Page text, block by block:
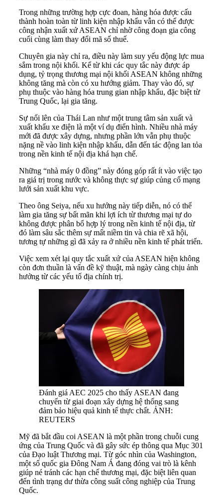
Trong những trường hợp cực đoan, hàng hóa được cấu
thành hoàn toàn từ linh kiện nhập khẩu vẫn có thể được
công nhận xuất xứ ASEAN chỉ nhờ công đoạn gia công
cuối cùng làm thay đổi mã số thuế.
Chuyên gia này chỉ ra, điều này làm suy yếu động lực mua
sắm trong nội khối. Kể từ khi các quy tắc này được áp
dụng, tỷ trọng thương mại nội khối ASEAN không những
không tăng mà còn có xu hướng giảm. Thay vào đó, sự
phụ thuộc vào hàng hóa trung gian nhập khẩu, đặc biệt từ
Trung Quốc, lại gia tăng.
Sự nổi lên của Thái Lan như một trung tâm sản xuất và
xuất khẩu xe điện là một ví dụ điển hình. Nhiều nhà máy
mới đã được xây dựng, nhưng phần lớn vẫn phụ thuộc
nặng nề vào linh kiện nhập khẩu, dẫn đến tác động lan tỏa
trong nền kinh tế nội địa khá hạn chế.
Những “nhà máy 0 đồng” này đóng góp rất ít vào việc tạo
ra giá trị trong nước và không thực sự giúp củng cố mạng
lưới sản xuất khu vực.
Theo ông Seiya, nếu xu hướng này tiếp diễn, nó có thể
làm gia tăng sự bất mãn khi lợi ích từ thương mại tự do
không được phân bổ hợp lý trong nền kinh tế nội địa, từ
đó làm sâu sắc thêm sự mất niềm tin và chia rẽ xã hội,
tương tự những gì đã xảy ra ở nhiều nền kinh tế phát triển.
Việc xem xét lại quy tắc xuất xứ của ASEAN hiện không
còn đơn thuần là vấn đề kỹ thuật, mà ngày càng chịu ảnh
hưởng từ các yếu tố địa chính trị.
Đánh giá AEC 2025 cho thấy ASEAN đang
chuyển từ giai đoạn xây dựng hệ thống sang
đảm bảo hiệu quả kinh tế thực chất. ẢNH:
REUTERS
Mỹ đã bắt đầu coi ASEAN là một phần trong chuỗi cung
ứng của Trung Quốc và đã gây sức ép thông qua Mục 301
của Đạo luật Thương mại. Từ góc nhìn của Washington,
một số quốc gia Đông Nam Á đang đóng vai trò là kênh
giúp né tránh các hạn chế thương mại, đặc biệt liên quan
đến tình trạng dư thừa công suất công nghiệp của Trung
Quốc.